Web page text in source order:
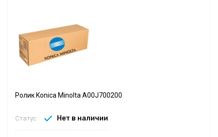
Ролик Konica Minolta A00J700200
Статус: Нет в наличии